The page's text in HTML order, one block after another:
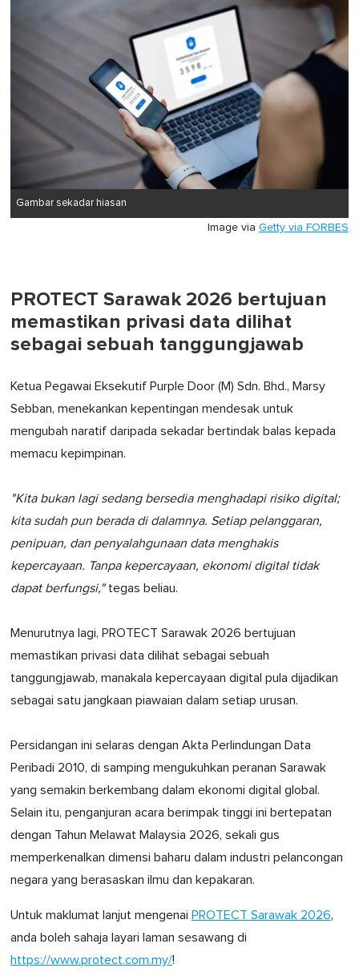
Gambar sekadar hiasan
Image via Getty via FORBES
PROTECT Sarawak 2026 bertujuan
memastikan privasi data dilihat
sebagai sebuah tanggungjawab
Ketua Pegawai Eksekutif Purple Door (M) Sdn. Bhd., Marsy
Sebban, menekankan kepentingan mendesak untuk
mengubah naratif daripada sekadar bertindak balas kepada
memacu kepimpinan.
"Kita bukan lagi sedang bersedia menghadapi risiko digital;
kita sudah pun berada di dalamnya. Setiap pelanggaran,
penipuan, dan penyalahgunaan data menghakis
kepercayaan. Tanpa kepercayaan, ekonomi digital tidak
dapat berfungsi,"tegas beliau.
Menurutnya lagi, PROTECT Sarawak 2026 bertujuan
memastikan privasi data dilihat sebagai sebuah
tanggungjawab, manakala kepercayaan digital pula dijadikan
sebagai satu jangkaan piawaian dalam setiap urusan.
Persidangan ini selaras dengan Akta Perlindungan Data
Peribadi 2010, di samping mengukuhkan peranan Sarawak
yang semakin berkembang dalam ekonomi digital global.
Selain itu, penganjuran acara berimpak tinggi ini bertepatan
dengan Tahun Melawat Malaysia 2026, sekali gus
memperkenalkan dimensi baharu dalam industri pelancongan
negara yang berasaskan ilmu dan kepakaran.
Untuk maklumat lanjut mengenai PROTECT Sarawak 2026,
anda boleh sahaja layari laman sesawang di
https://www.protect.com.my/!